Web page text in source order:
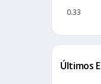
0.33
Últimos